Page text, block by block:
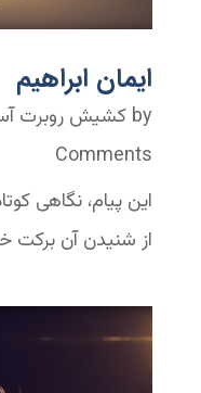
ایمان ابراهیم
by کشیش روبرت
Comments
این پیام، نگاهی
از شنیدن آن برکت